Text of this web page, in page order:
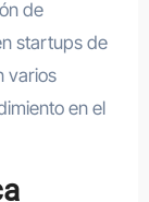
de
startups de
varios
en el